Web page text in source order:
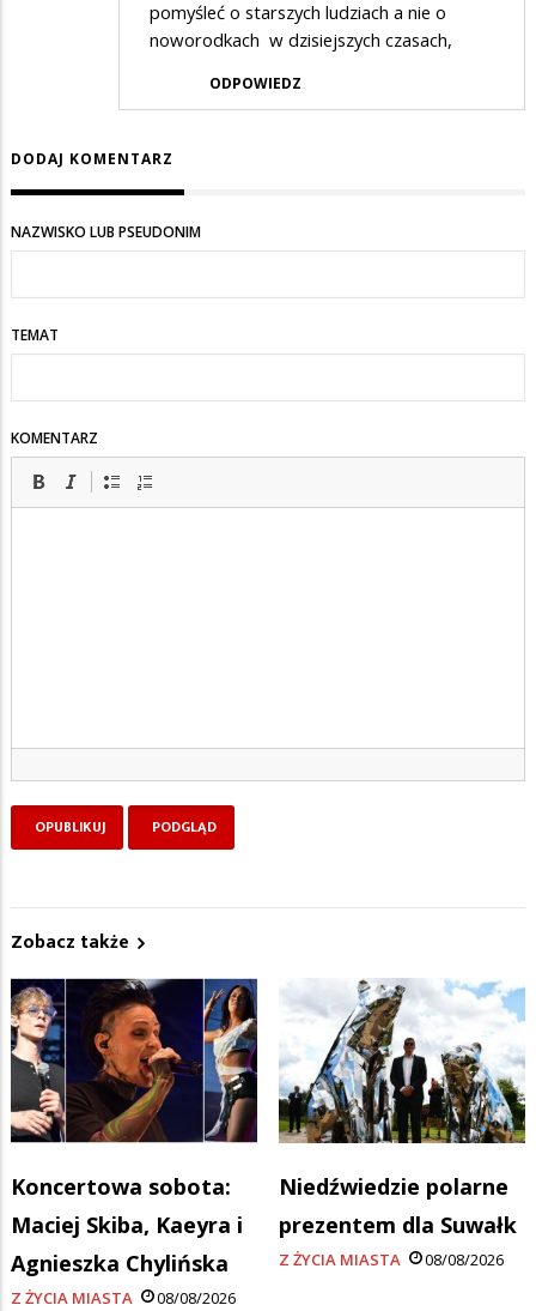
pomyśleć o starszych ludziach a nie o
noworodkach w dzisiejszych czasach,
ODPOWIEDZ
DODAJ KOMENTARZ
NAZWISKO LUB PSEUDONIM
TEMAT
KOMENTARZ
Zobacz także
Koncertowa sobota:
Maciej Skiba, Kaeyra i
Agnieszka Chylińska
Z ŻYCIA MIASTA 08/08/2026
Niedźwiedzie polarne
prezentem dla Suwałk
Z ŻYCIA MIASTA 08/08/2026